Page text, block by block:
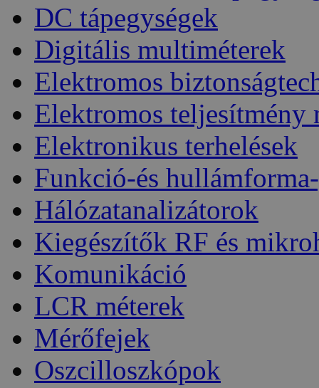
DC tápegységek
Digitális multiméterek
Elektromos
Elektromos teljesítmény
Elektronikus terhelések
Funkció-és
Hálózatanalizátorok
Kiegészítők RF és
Komunikáció
LCR méterek
Mérőfejek
Oszcilloszkópok